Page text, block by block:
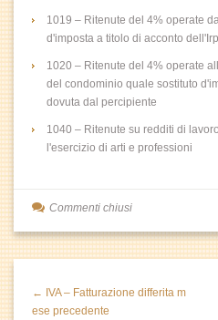
1019 – Ritenute del 4% operate
d'imposta a titolo di acconto
1020 – Ritenute del 4% operate
del condominio quale sostituto
dovuta dal percipiente
1040 – Ritenute su redditi di
l'esercizio di arti e professioni
Commenti chiusi
← IVA – Fatturazione differita m
ese precedente